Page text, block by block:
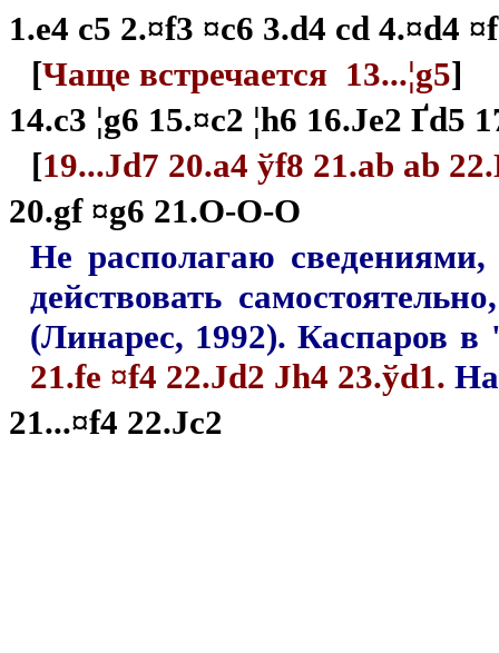
1.e4 c5 2.¤f3 ¤c6 3.d4 cd 4.¤d4
[Чаще встречается 13...¦g5]
14.c3 ¦g6 15.¤c2 ¦h6 16.Јe2 Ґd5
[19...Јd7 20.a4 ўf8 21.ab ab 22.
20.gf ¤g6 21.O‑O‑O
Не располагаю
действовать
(Линарес, 1992). Каспаров
21.fe ¤f4 22.Јd2 Јh4 23.ўd1. На
21...¤f4 22.Јc2